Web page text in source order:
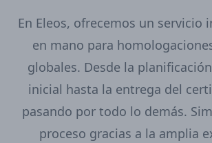
En Eleos, ofrecemos un servicio
en mano para
globales. Desde la
inicial hasta la entrega del
pasando por todo lo demás.
proceso gracias a la amplia